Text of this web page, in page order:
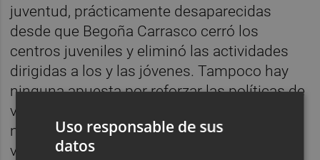
juventud, prácticamente desaparecidas
desde que Begoña Carrasco cerró los
centros juveniles y eliminó las actividades
dirigidas a los y las jóvenes. Tampoco hay
ninguna apuesta por reforzar las políticas de
vivienda. Resulta especialmente grave que
no se destine ni un euro a la reforma de
viviendas sociales, una actuación que el
Uso responsable de sus
datos